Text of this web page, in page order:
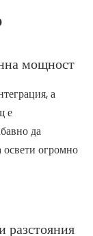
мощност
а
е
да
освети огромно
разстояния